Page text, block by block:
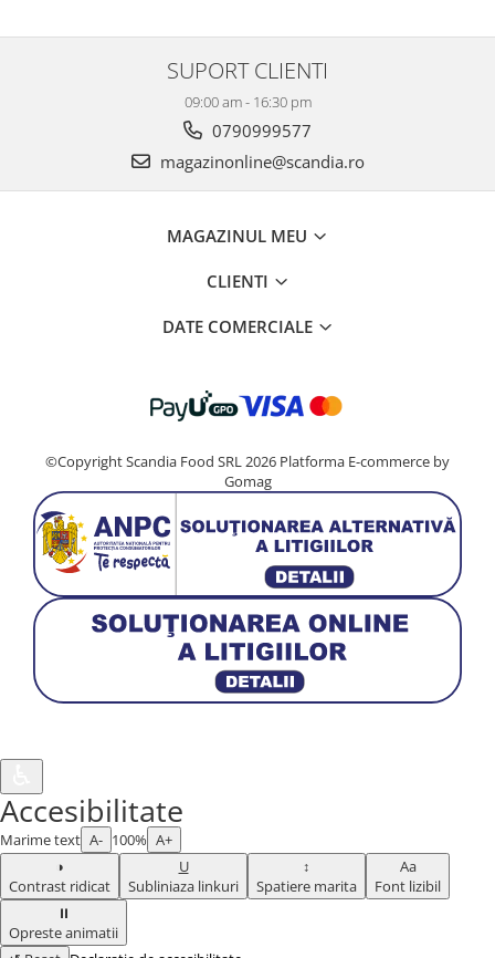
SUPORT CLIENTI
09:00 am - 16:30 pm
0790999577
magazinonline@scandia.ro
MAGAZINUL MEU
CLIENTI
DATE COMERCIALE
©Copyright Scandia Food SRL 2026 Platforma E-commerce by
Gomag
Accesibilitate
Marime text A- 100% A+
◑
Contrast ridicat
U
Subliniaza linkuri
↕
Spatiere marita
Aa
Font lizibil
⏸
Opreste animatii